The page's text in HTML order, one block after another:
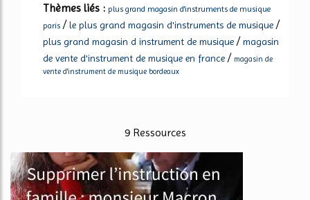
Thèmes liés : plus grand magasin d'instruments de musique
paris /le plus grand magasin d'instruments de musique /
plus grand magasin d instrument de musique /magasin
de vente d'instrument de musique en france / magasin de
vente d'instrument de musique bordeaux
9 Ressources